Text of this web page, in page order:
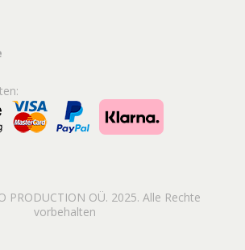
PRODUCTION OÜ. 2025. Alle Rechte
vorbehalten